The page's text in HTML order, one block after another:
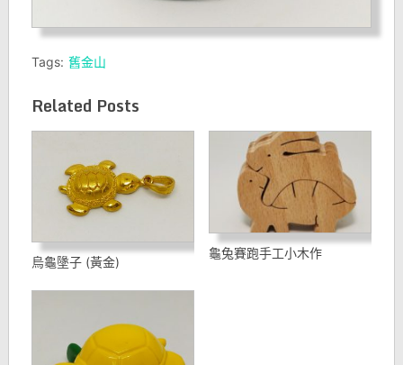
Tags: 舊金山
Related Posts
烏龜墬子 (黃金)
龜兔賽跑手工小木作